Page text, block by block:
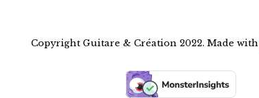
Copyright Guitare & Création 2022. Made with